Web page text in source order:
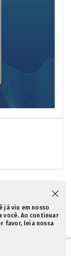
já viu em nosso
você. Ao continuar
favor, leia nossa
reservados.